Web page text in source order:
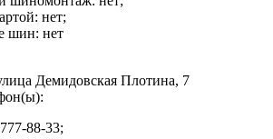
нет;
шин: нет
Демидовская Плотина, 7
88-33;